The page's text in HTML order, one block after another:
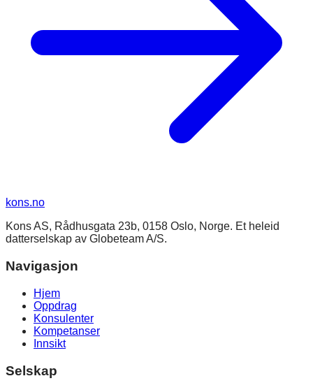
kons.no
Kons AS, Rådhusgata 23b, 0158 Oslo, Norge. Et heleid
datterselskap av Globeteam A/S.
Navigasjon
Hjem
Oppdrag
Konsulenter
Kompetanser
Innsikt
Selskap